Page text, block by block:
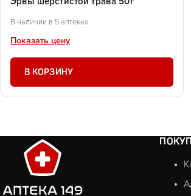
В наличии в 5 аптеках
Показать цену
В КОРЗИНУ